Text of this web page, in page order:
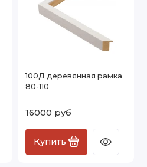
100Д деревянная рамка
80-110
16000 руб
Купить